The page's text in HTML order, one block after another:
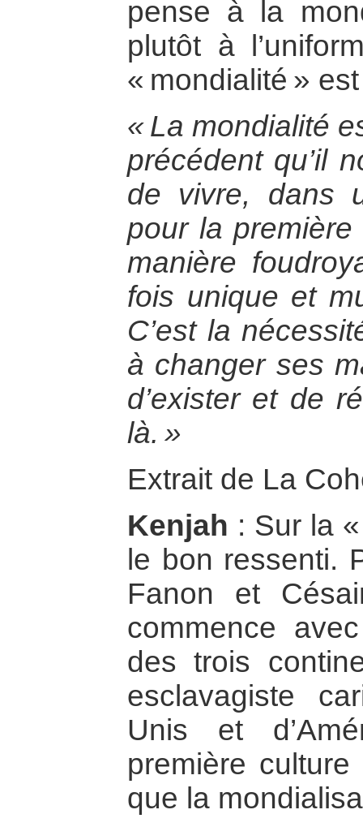
pense à la
plutôt à
« mondialité »
« La mondialité
précédent qu’il
de vivre, dans
pour la
manière
fois unique et
C’est la
à changer ses
d’exister et de
là. »
Extrait de La
Kenjah : Sur la
le bon ressenti.
Fanon et
commence
des trois
esclavagiste
Unis et
première culture
que la